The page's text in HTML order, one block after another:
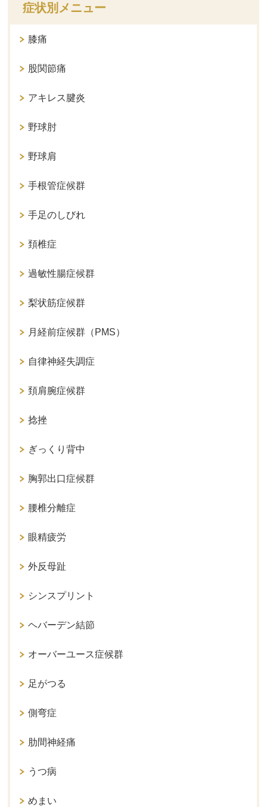
症状別メニュー
膝痛
股関節痛
アキレス腱炎
野球肘
野球肩
手根管症候群
手足のしびれ
頚椎症
過敏性腸症候群
梨状筋症候群
月経前症候群（PMS）
自律神経失調症
頚肩腕症候群
捻挫
ぎっくり背中
胸郭出口症候群
腰椎分離症
眼精疲労
外反母趾
シンスプリント
ヘバーデン結節
オーバーユース症候群
足がつる
側弯症
肋間神経痛
うつ病
めまい